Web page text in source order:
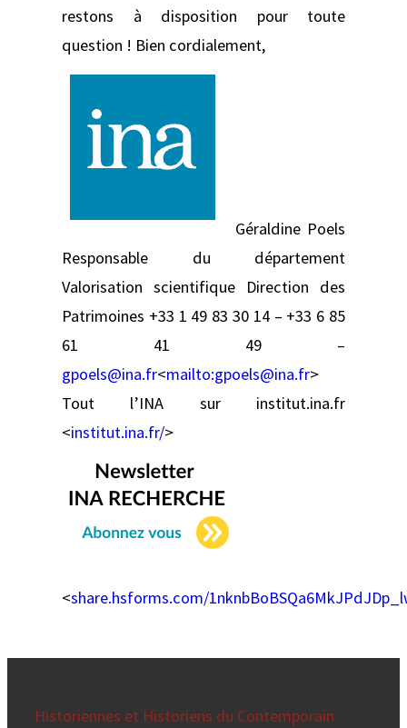
restons à disposition pour toute
question ! Bien cordialement,
Géraldine Poels
Responsable du département
Valorisation scientifique Direction des
Patrimoines +33 1 49 83 30 14 – +33 6 85
61 41 49 –
gpoels@ina.fr<mailto:gpoels@ina.fr>
Tout l’INA sur institut.ina.fr
<institut.ina.fr/>
<share.hsforms.com/
Historiennes et Historiens du Contemporain